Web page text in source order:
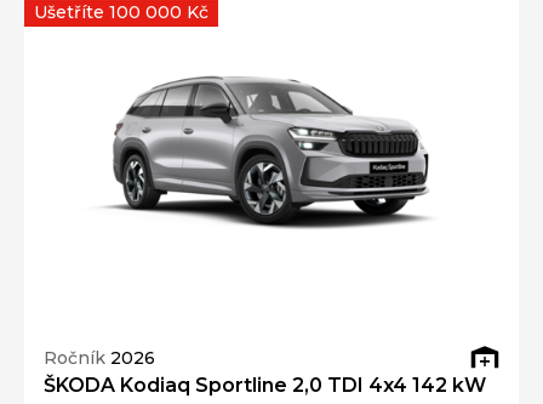
Ročník 2026
ŠKODA Kodiaq Sportline 2,0 TDI 4x4 142 kW
Ušetříte 100 000 Kč